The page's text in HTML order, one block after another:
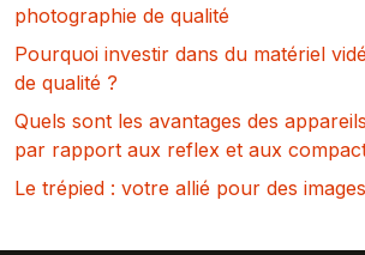
photographie de qualité
Pourquoi investir dans du matériel
de qualité ?
Quels sont les avantages des
par rapport aux reflex et aux
Le trépied : votre allié pour des